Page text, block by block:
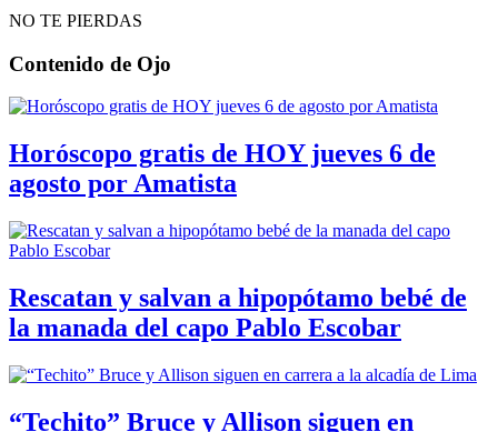
NO TE PIERDAS
Contenido de Ojo
Horóscopo gratis de HOY jueves 6 de
agosto por Amatista
Rescatan y salvan a hipopótamo bebé de
la manada del capo Pablo Escobar
“Techito” Bruce y Allison siguen en